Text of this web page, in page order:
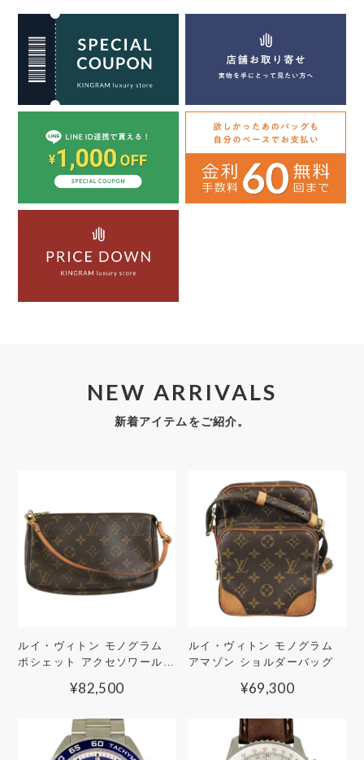
NEW ARRIVALS
新着アイテムをご紹介。
ルイ・ヴィトン モノグラム
ポシェット アクセソワール
¥82,500
ルイ・ヴィトン モノグラム
アマゾン ショルダーバッグ
¥69,300